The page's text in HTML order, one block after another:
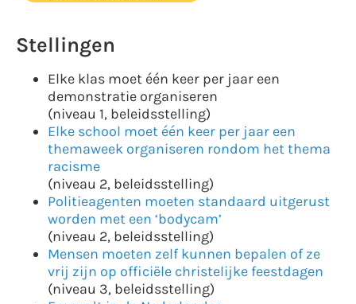
Stellingen
Elke klas moet één keer per jaar een
demonstratie organiseren
(niveau 1, beleidsstelling)
Elke school moet één keer per jaar een
themaweek organiseren rondom het thema
racisme
(niveau 2, beleidsstelling)
Politieagenten moeten standaard uitgerust
worden met een ‘bodycam’
(niveau 2, beleidsstelling)
Mensen moeten zelf kunnen bepalen of ze
vrij zijn op officiële christelijke feestdagen
(niveau 3, beleidsstelling)